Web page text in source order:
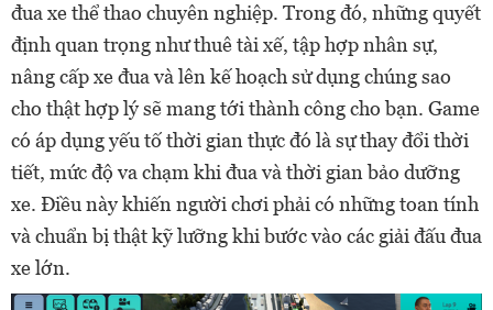
đua xe thể thao chuyên nghiệp. Trong đó, những quyết
định quan trọng như thuê tài xế, tập hợp nhân sự,
nâng cấp xe đua và lên kế hoạch sử dụng chúng sao
cho thật hợp lý sẽ mang tới thành công cho bạn. Game
có áp dụng yếu tố thời gian thực đó là sự thay đổi thời
tiết, mức độ va chạm khi đua và thời gian bảo dưỡng
xe. Điều này khiến người chơi phải có những toan tính
và chuẩn bị thật kỹ lưỡng khi bước vào các giải đấu đua
xe lớn.